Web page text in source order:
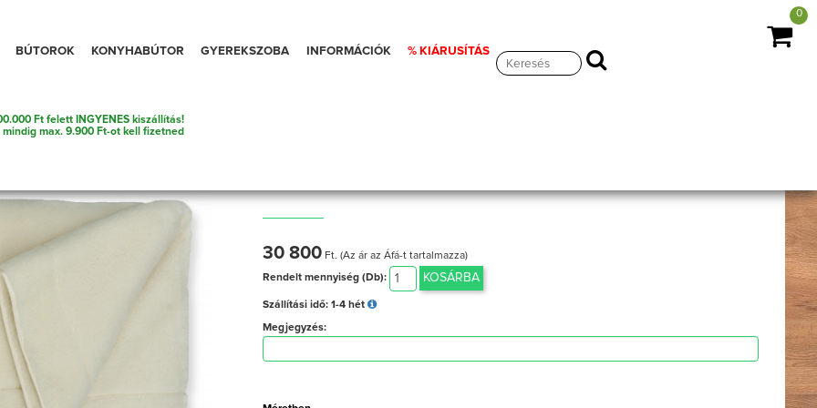
BÚTOROK KONYHABÚTOR GYEREKSZOBA INFORMÁCIÓK % KIÁRUSÍTÁS
Ft felett INGYENES kiszállítás!
mindig max. 9.900 Ft-ot kell fizetned
0
kiegészítő
30 800Ft. (Az ár az Áfá-t tartalmazza)
Rendelt mennyiség (Db):
KOSÁRBA
Szállítási idő: 1-4 hét
Megjegyzés: